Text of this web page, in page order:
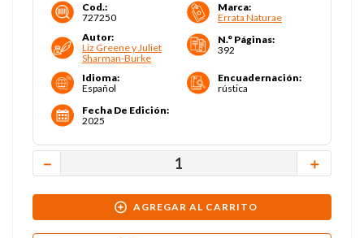
Cod.:
727250
Marca:
Errata Naturae
Autor:
Liz Greene y Juliet
Sharman-Burke
N.° Páginas:
392
Idioma:
Español
Encuadernación:
rústica
Fecha De Edición:
2025
＋
－
AGREGAR AL CARRITO